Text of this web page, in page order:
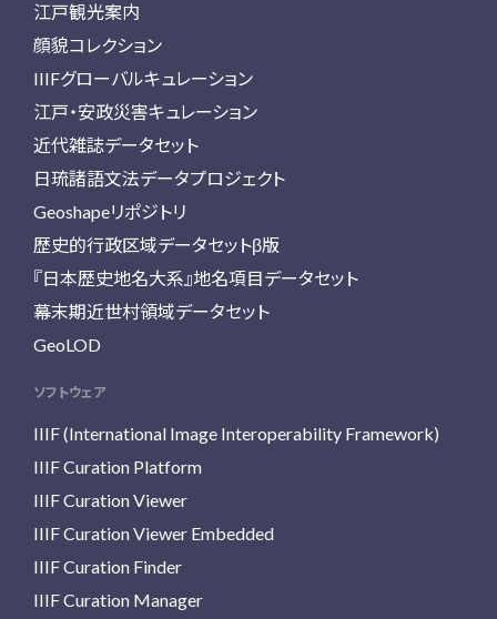
江戸観光案内
顔貌コレクション
IIIFグローバルキュレーション
江戸・安政災害キュレーション
近代雑誌データセット
日琉諸語文法データプロジェクト
Geoshapeリポジトリ
歴史的行政区域データセットβ版
『日本歴史地名大系』地名項目データセット
幕末期近世村領域データセット
GeoLOD
ソフトウェア
IIIF (International Image Interoperability Framework)
IIIF Curation Platform
IIIF Curation Viewer
IIIF Curation Viewer Embedded
IIIF Curation Finder
IIIF Curation Manager